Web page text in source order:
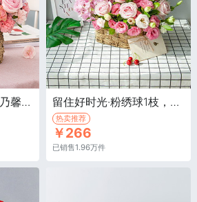
Best Wishes·粉色康乃馨+粉红雪山/戴安娜粉玫瑰+紫罗兰 留住好时光·粉绣球1枝，粉雪山玫瑰或洛神玫瑰6枝
热卖推荐
￥266
已销售1.96万件